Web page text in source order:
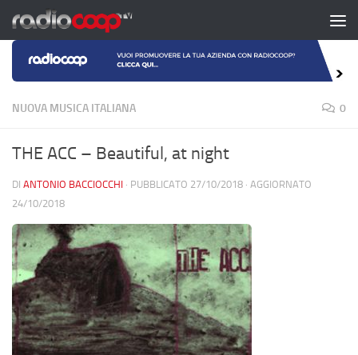
Salta al contenuto
NUOVA MUSICA ITALIANA 0
THE ACC – Beautiful, at night
DI ANTONIO BACCIOCCHI · PUBBLICATO 27/10/2018 · AGGIORNATO
24/10/2018